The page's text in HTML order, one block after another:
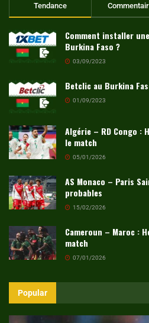
Tendance
Comment installer
Burkina Faso ?
03/09/2023
Betclic au Burkina
01/09/2023
Algérie – RD Congo :
le match
05/01/2026
AS Monaco – Paris
probables
15/02/2026
Cameroun – Maroc :
match
07/01/2026
Popular